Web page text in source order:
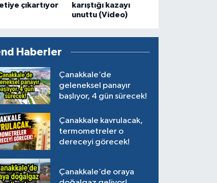
çıkartıyor
karıştığı kazayı
unuttu (Video)
Haberler
Çanakkale’de
geleneksel panayır
başlıyor, 4 gün sürecek!
Çanakkale kavrulacak,
termometreler o
dereceyi görecek!
Çanakkale’de oraya